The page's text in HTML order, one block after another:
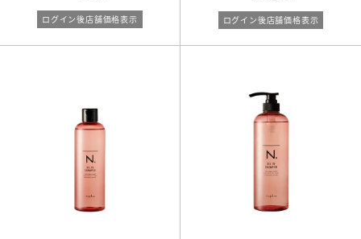
ログイン後店舗価格表示 ログイン後店舗価格表示